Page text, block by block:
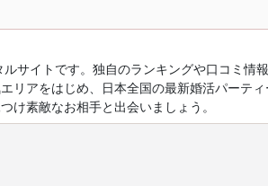
サイトです。独自のランキングや口コミ
リアをはじめ、日本全国の最新婚活パーテ
け素敵なお相手と出会いましょう。